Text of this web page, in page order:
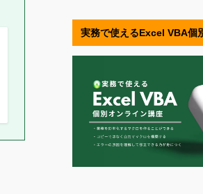
実務で使えるExcel VBA個